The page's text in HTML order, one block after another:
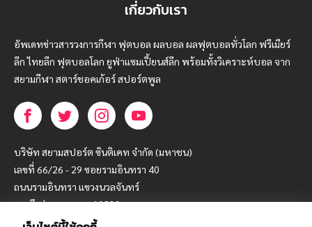
เกี่ยวกับเรา
อัพเดทข่าวสารวงการกีฬา ฟุตบอล ผลบอล ผลฟุตบอลทั่วโลก ฟรีเมียร์
ลีก ไทยลีก ฟุตบอลโลก ยูฟ่าแซมเปี้ยนส์ลีก พร้อมทั้งวิเคราะห์บอล จาก
สยามกีฬา สตาร์ชอคเก้อร์ สปอร์ตพูล
บริษัท สยามสปอร์ต ซินติเคท จำกัด (มหาชน)
เลขที่ 66/26 - 29 ซอยรามอินทรา 40
ถนนรามอินทรา แขวงนวลจันทร์
เขตบึงกุ่ม กรุงเทพฯ 10230